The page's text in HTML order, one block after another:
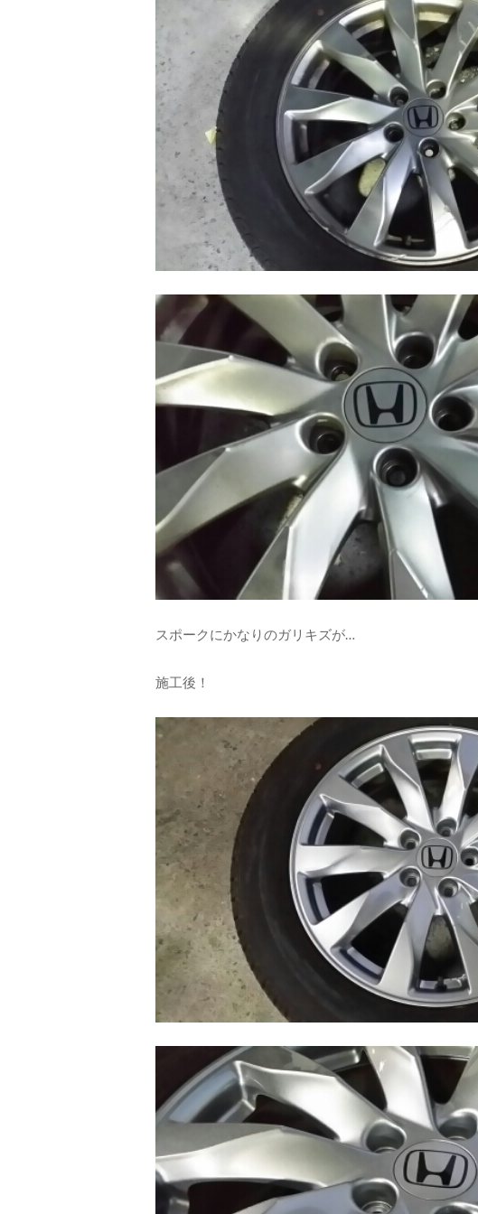
スポークにかなりのガリキズが…
施工後！